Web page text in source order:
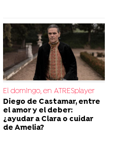
El domingo, en ATRESplayer
Diego de Castamar, entre
el amor y el deber:
¿ayudar a Clara o cuidar
de Amelia?